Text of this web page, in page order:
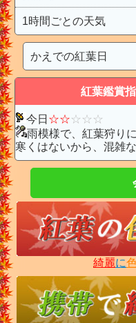
1時間ごとの天気
かえでの紅葉日
紅葉鑑賞
今日 ☆☆☆ ☆ ☆
雨模様で、紅葉狩り
寒くはないから、混雑
綺麗に